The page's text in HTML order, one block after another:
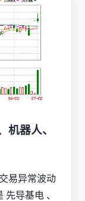
机器人、
易异常波动
导基电 、